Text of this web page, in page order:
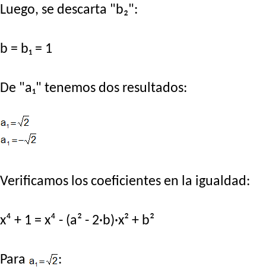
Luego, se descarta "b₂":
b = b₁ = 1
De "a₁" tenemos dos resultados:
Verificamos los coeficientes en la igualdad:
x⁴ + 1 = x⁴ - (a² - 2·b)·x² + b²
Para :